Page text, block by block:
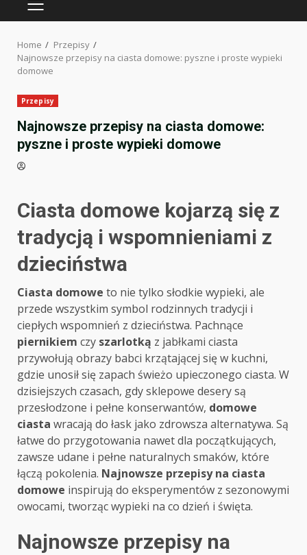
PRIMARY
Home
Przepisy
Najnowsze przepisy na ciasta domowe: pyszne i proste wypieki
domowe
Przepisy
Najnowsze przepisy na ciasta domowe:
pyszne i proste wypieki domowe
Ciasta domowe kojarzą się z
tradycją i wspomnieniami z
dzieciństwa
Ciasta domowe to nie tylko słodkie wypieki, ale
przede wszystkim symbol rodzinnych tradycji i
ciepłych wspomnień z dzieciństwa. Pachnące
piernikiem czy szarlotką z jabłkami ciasta
przywołują obrazy babci krzątającej się w kuchni,
gdzie unosił się zapach świeżo upieczonego ciasta. W
dzisiejszych czasach, gdy sklepowe desery są
przesłodzone i pełne konserwantów, domowe
ciasta wracają do łask jako zdrowsza alternatywa. Są
łatwe do przygotowania nawet dla początkujących,
zawsze udane i pełne naturalnych smaków, które
łączą pokolenia. Najnowsze przepisy na ciasta
domowe inspirują do eksperymentów z sezonowymi
owocami, tworząc wypieki na co dzień i święta.
Najnowsze przepisy na